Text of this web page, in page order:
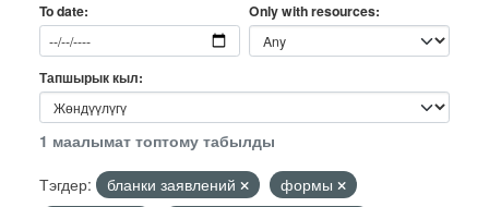
To date Only with resources
Тапшырык кыл
1 маалымат топтому табылды
Тэгдер:
бланки заявлений
формы